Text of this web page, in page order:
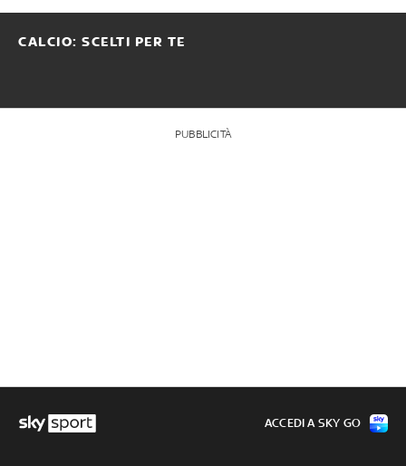
CALCIO: SCELTI PER TE
PUBBLICITÀ
ACCEDI A SKY GO